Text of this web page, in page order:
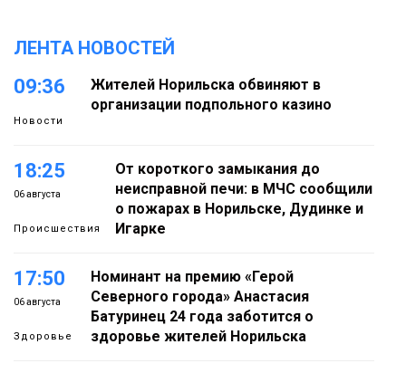
ЛЕНТА НОВОСТЕЙ
09:36
Новости
Жителей Норильска обвиняют в
организации подпольного казино
18:25
06 августа
Происшествия
От короткого замыкания до
неисправной печи: в МЧС сообщили
о пожарах в Норильске, Дудинке и
Игарке
17:50
06 августа
Здоровье
Номинант на премию «Герой
Северного города» Анастасия
Батуринец 24 года заботится о
здоровье жителей Норильска